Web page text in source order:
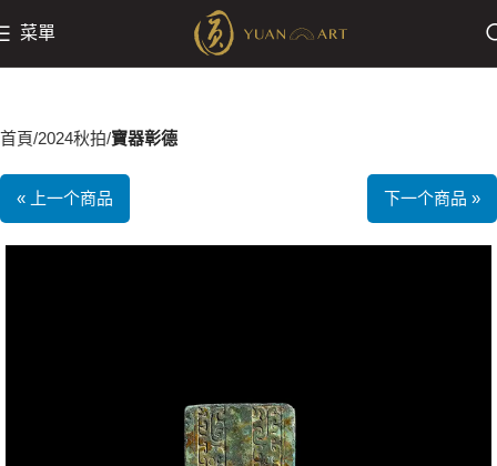
菜單
首頁 2024秋拍 寶器彰德
« 上一个商品 下一个商品 »